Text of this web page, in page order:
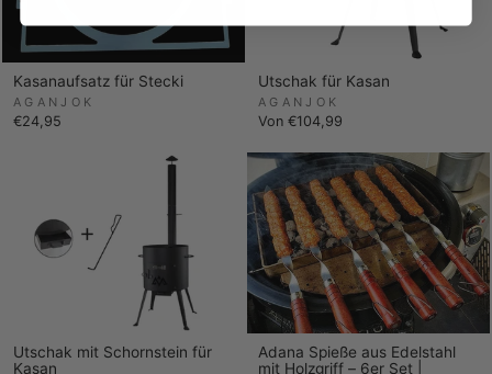
Kasanaufsatz für Stecki
AGANJOK
€24,95
Utschak für Kasan
AGANJOK
Von €104,99
Utschak mit Schornstein für
Kasan
Adana Spieße aus Edelstahl
mit Holzgriff – 6er Set |